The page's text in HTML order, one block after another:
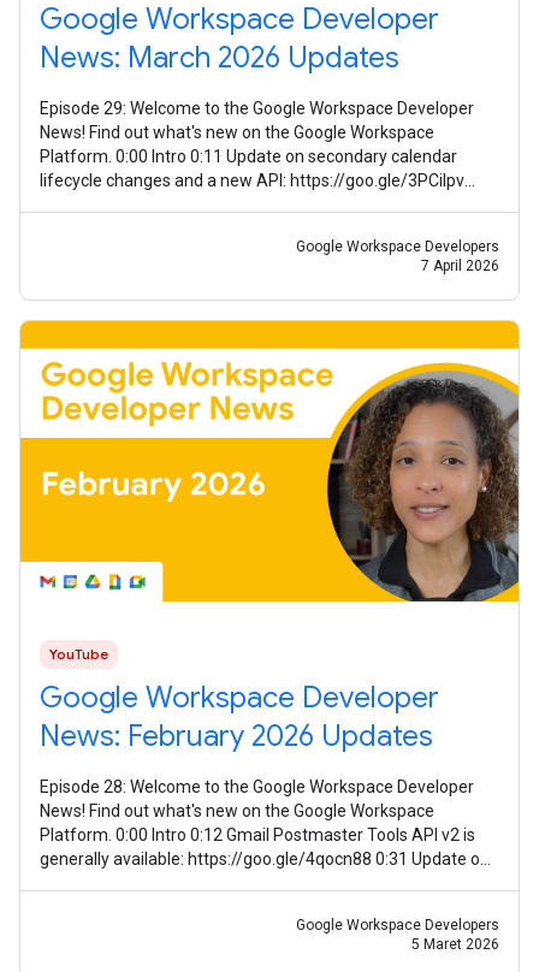
Google Workspace Developer
News: March 2026 Updates
Episode 29: Welcome to the Google Workspace Developer
News! Find out what's new on the Google Workspace
Platform. 0:00 Intro 0:11 Update on secondary calendar
lifecycle changes and a new API: https://goo.gle/3PCilpv
Google Workspace Developers
7 April 2026
YouTube
Google Workspace Developer
News: February 2026 Updates
Episode 28: Welcome to the Google Workspace Developer
News! Find out what's new on the Google Workspace
Platform. 0:00 Intro 0:12 Gmail Postmaster Tools API v2 is
generally available: https://goo.gle/4qocn88 0:31 Update on
Google Workspace Developers
5 Maret 2026